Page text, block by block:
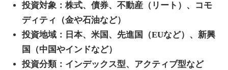
投資対象：株式、債券、不動産（リート）、コモ
ディティ（金や石油など）
投資地域：日本、米国、先進国（EUなど）、新興
国（中国やインドなど）
投資分類：インデックス型、アクティブ型など